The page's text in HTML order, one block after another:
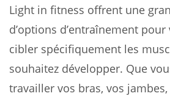
Light in fitness offrent une
d’options d’entraînement
cibler spécifiquement les
souhaitez développer. Que
travailler vos bras, vos